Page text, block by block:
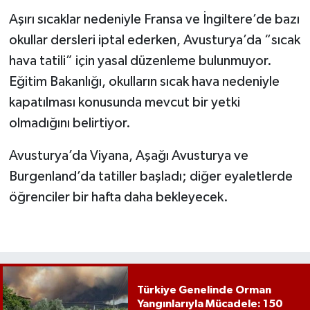
Aşırı sıcaklar nedeniyle Fransa ve İngiltere’de bazı
okullar dersleri iptal ederken, Avusturya’da “sıcak
hava tatili” için yasal düzenleme bulunmuyor.
Eğitim Bakanlığı, okulların sıcak hava nedeniyle
kapatılması konusunda mevcut bir yetki
olmadığını belirtiyor.
Avusturya’da Viyana, Aşağı Avusturya ve
Burgenland’da tatiller başladı; diğer eyaletlerde
öğrenciler bir hafta daha bekleyecek.
Türkiye Genelinde Orman
Yangınlarıyla Mücadele: 150